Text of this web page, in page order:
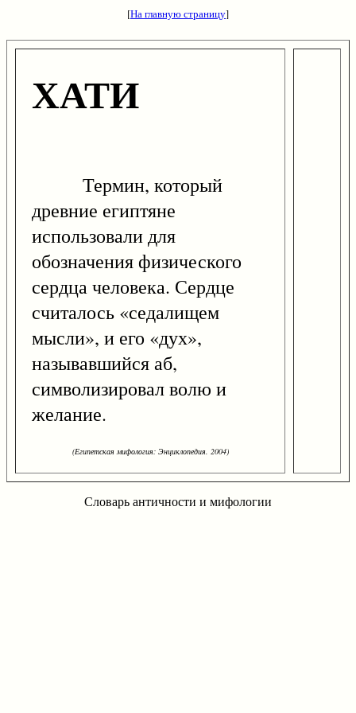
[На главную страницу]
ХАТИ
Термин, который
древние египтяне
использовали для
обозначения физического
сердца человека. Сердце
считалось «седалищем
мысли», и его «дух»,
называвшийся аб,
символизировал волю и
желание.
(Египетская мифология: Энциклопедия. 2004)
Словарь античности и мифологии